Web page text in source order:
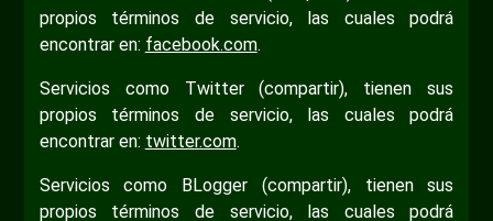
propios términos de servicio, las cuales podrá
encontrar en: facebook.com.
Servicios como Twitter (compartir), tienen sus
propios términos de servicio, las cuales podrá
encontrar en: twitter.com.
Servicios como BLogger (compartir), tienen sus
propios términos de servicio, las cuales podrá